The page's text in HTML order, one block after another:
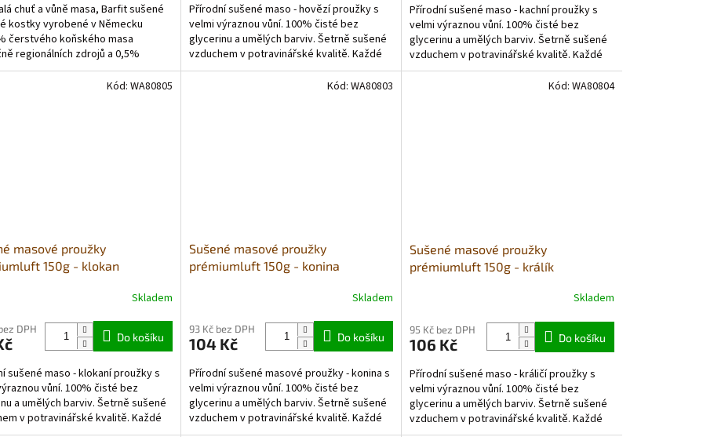
chuť a vůně masa, Barfit sušené
kostky vyrobené v Německu
čerstvého koňského masa
regionálních zdrojů a 0,5%
skořápek z mušlí....
z
5
hvězdiček.
Přírodní sušené maso - hovězí proužky s
velmi výraznou vůní. 100% čisté bez
glycerinu a umělých barviv. Šetrně sušené
vzduchem v potravinářské kvalitě. Každé
balení obsahuje...
z
5
hvězdiček.
Přírodní sušené maso - kachní proužky s
velmi výraznou vůní. 100% čisté bez
glycerinu a umělých barviv. Šetrně sušené
vzduchem v potravinářské kvalitě. Každé
balení obsahuje...
masové proužky
150g - klokan
Skladem
DPH
Do košíku
sušené maso - klokaní proužky s
vůní. 100% čisté bez
a umělých barviv. Šetrně sušené
v potravinářské kvalitě. Každé
Kód: WA80805
Sušené masové proužky
prémiumluft 150g - konina
produktu
je
z
5
hvězdiček.
Skladem
93 Kč bez DPH
104 Kč Do košíku
Přírodní sušené masové proužky - konina s
velmi výraznou vůní. 100% čisté bez
glycerinu a umělých barviv. Šetrně sušené
vzduchem v potravinářské kvalitě. Každé
balení obsahuje...
Kód: WA80803
Sušené masové proužky
prémiumluft 150g - králík
produktu
je
z
5
hvězdiček.
Skladem
95 Kč bez DPH
106 Kč Do košíku
Přírodní sušené maso - králičí proužky s
velmi výraznou vůní. 100% čisté bez
glycerinu a umělých barviv. Šetrně sušené
vzduchem v potravinářské kvalitě. Každé
balení obsahuje...
Kód: WA80804